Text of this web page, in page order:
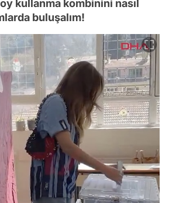
kullanma kombinini nasıl
buluşalım!